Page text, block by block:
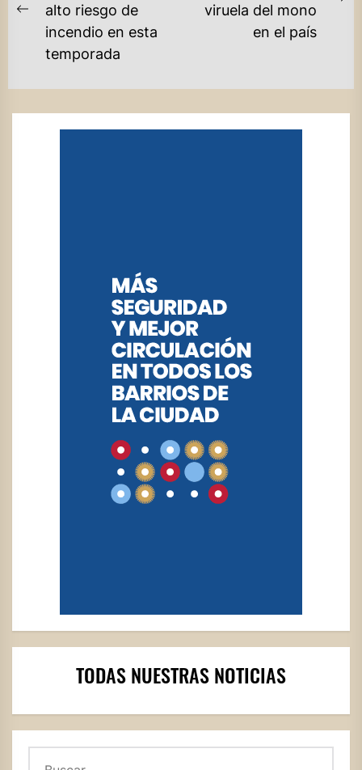
ENTRADAS
Previous
post:
alto riesgo de
incendio en esta
temporada
viruela del mono
en el país
TODAS NUESTRAS NOTICIAS